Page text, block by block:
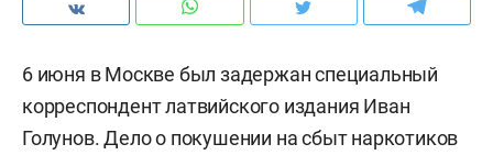
6 июня в Москве был задержан специальный
корреспондент латвийского издания Иван
Голунов. Дело о покушении на сбыт наркотиков